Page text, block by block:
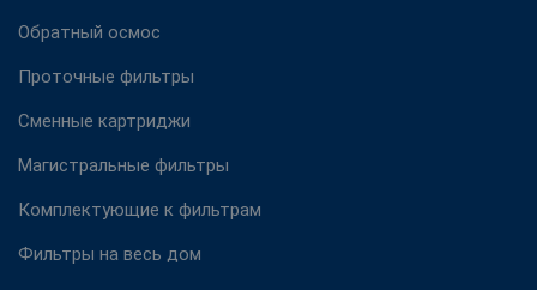
Обратный осмос
Проточные фильтры
Сменные картриджи
Магистральные фильтры
Комплектующие к фильтрам
Фильтры на весь дом